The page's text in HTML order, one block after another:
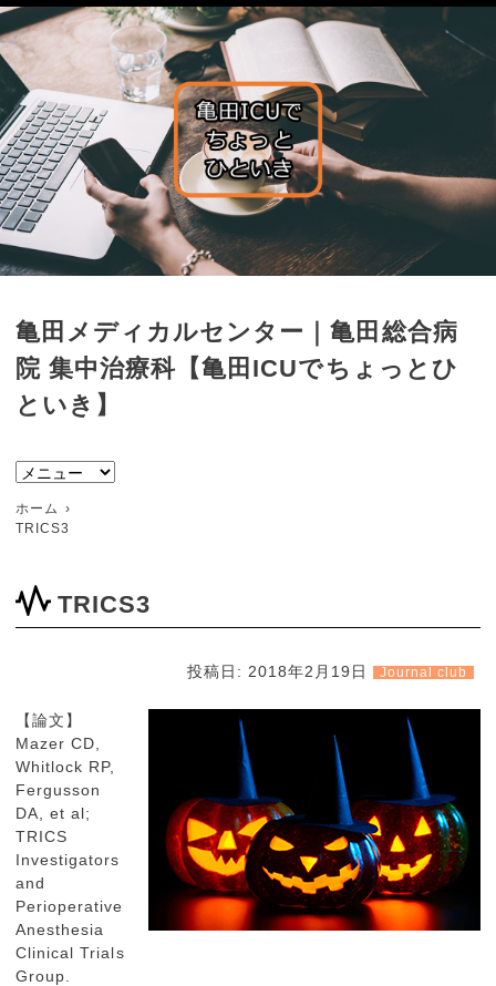
亀田メディカルセンター｜亀田総合病
院 集中治療科【亀田ICUでちょっとひ
といき】
ホーム
TRICS3
TRICS3
投稿日: 2018年2月19日 Journal club
【論文】
Mazer CD,
Whitlock RP,
Fergusson
DA, et al;
TRICS
Investigators
and
Perioperative
Anesthesia
Clinical Trials
Group.